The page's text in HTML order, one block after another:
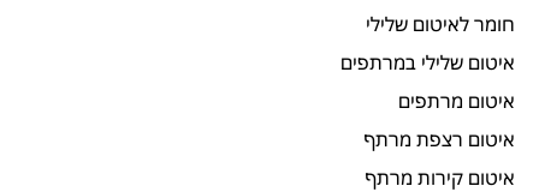
חומר לאיטום שלילי
איטום שלילי במרתפים
איטום מרתפים
איטום רצפת מרתף
איטום קירות מרתף